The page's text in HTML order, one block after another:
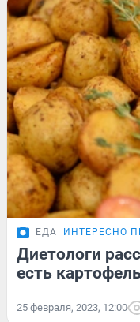
ЕДА ИНТЕРЕСНО
Диетологи
есть
25 февраля, 2023, 12:00